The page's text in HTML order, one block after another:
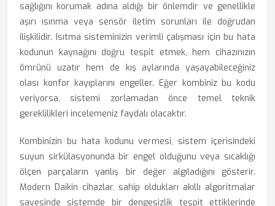
sağlığını korumak adına aldığı bir önlemdir ve genellikle
aşırı ısınma veya sensör iletim sorunları ile doğrudan
ilişkilidir. Isıtma sisteminizin verimli çalışması için bu hata
kodunun kaynağını doğru tespit etmek, hem cihazınızın
ömrünü uzatır hem de kış aylarında yaşayabileceğiniz
olası konfor kayıplarını engeller. Eğer kombiniz bu kodu
veriyorsa, sistemi zorlamadan önce temel teknik
gereklilikleri incelemeniz faydalı olacaktır.
Kombinizin bu hata kodunu vermesi, sistem içerisindeki
suyun sirkülasyonunda bir engel olduğunu veya sıcaklığı
ölçen parçaların yanlış bir değer algıladığını gösterir.
Modern Daikin cihazlar, sahip oldukları akıllı algoritmalar
sayesinde sistemde bir dengesizlik tespit ettiklerinde